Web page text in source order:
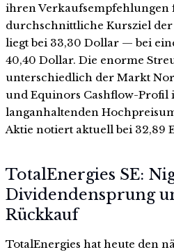
ihren Verkaufsempfehlungen
durchschnittliche Kursziel
liegt bei 33,30 Dollar — bei
40,40 Dollar. Die enorme
unterschiedlich der Markt
und Equinors Cashflow-Profil
langanhaltenden
Aktie notiert aktuell bei 32,89
TotalEnergies SE:
Dividendensprung
Rückkauf
TotalEnergies hat heute den